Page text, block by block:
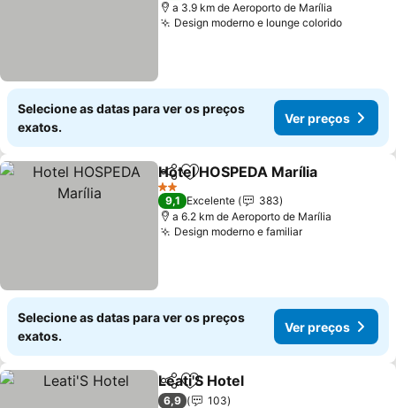
a 3.9 km de Aeroporto de Marília
Design moderno e lounge colorido
Selecione as datas para ver os preços
exatos.
Ver preços
PartilharAdicionar aos favoritos
Hotel HOSPEDA Marília
2 Estrelas
9,1 Excelente
383
a 6.2 km de Aeroporto de Marília
Design moderno e familiar
Selecione as datas para ver os preços
exatos.
Ver preços
PartilharAdicionar aos favoritos
Leati'S Hotel
6,9
103